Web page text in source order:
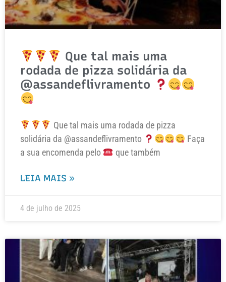
Que tal mais uma
rodada de pizza solidária da
@assandeflivramento
Que tal mais uma rodada de pizza
solidária da @assandeflivramento
Faça
a sua encomenda pelo
que também
LEIA MAIS »
4 de julho de 2025